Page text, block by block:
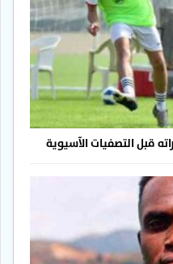
قبل التصفيات الآسيوية